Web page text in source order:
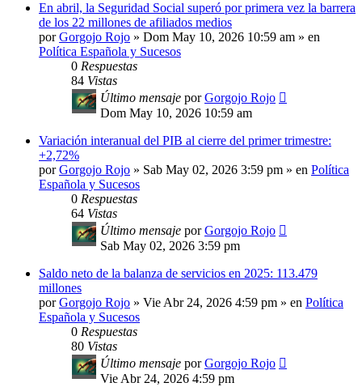
En abril, la Seguridad Social superó por primera vez la barrera
de los 22 millones de afiliados medios
porGorgojo Rojo » Dom May 10, 2026 10:59 am » en
Política Española y Sucesos
0 Respuestas
84 Vistas
Último mensaje porGorgojo Rojo
Dom May 10, 2026 10:59 am
Variación interanual del PIB al cierre del primer trimestre:
+2,72%
porGorgojo Rojo » Sab May 02, 2026 3:59 pm » en Política
Española y Sucesos
0 Respuestas
64 Vistas
Último mensaje porGorgojo Rojo
Sab May 02, 2026 3:59 pm
Saldo neto de la balanza de servicios en 2025: 113.479
millones
porGorgojo Rojo » Vie Abr 24, 2026 4:59 pm » en Política
Española y Sucesos
0 Respuestas
80 Vistas
Último mensaje porGorgojo Rojo
Vie Abr 24, 2026 4:59 pm